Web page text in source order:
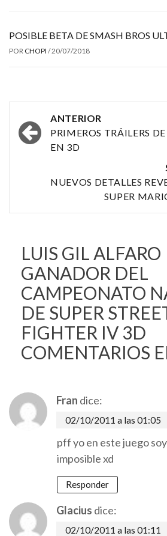
POSIBLE BETA DE SMASH BROS
POR CHOPI /20/07/2018
Navegación
por
entradas
ANTERIOR
PRIMEROS TRÁILERS
EN 3D
NUEVOS DETALLES
SUPER
LUIS GIL ALFARO
GANADOR DEL
CAMPEONATO
DE SUPER
FIGHTER IV 3D
COMENTARIOS
Fran dice:
02/10/2011 a las 01:05
pff yo en este juego
imposible xd
Responder
Glacius dice:
02/10/2011 a las 01:11